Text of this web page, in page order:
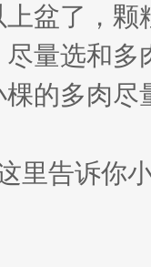
盆了，
量选和
的多肉